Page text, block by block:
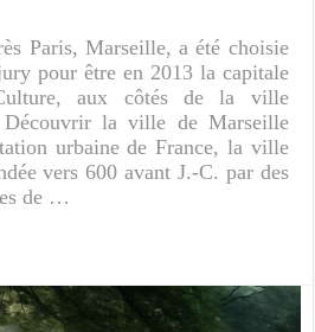
Paris, Marseille, a été choisie
pour être en 2013 la capitale
aux côtés de la ville
Découvrir la ville de Marseille
urbaine de France, la ville
vers 600 avant J.-C. par des
de …